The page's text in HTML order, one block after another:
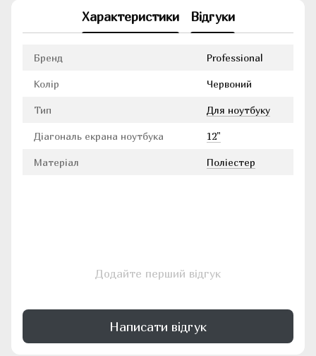
Характеристики Відгуки
Бренд Professional
Колір Червоний
Тип Для ноутбуку
Діагональ екрана ноутбука 12"
Матеріал Поліестер
Додайте перший відгук
Написати відгук